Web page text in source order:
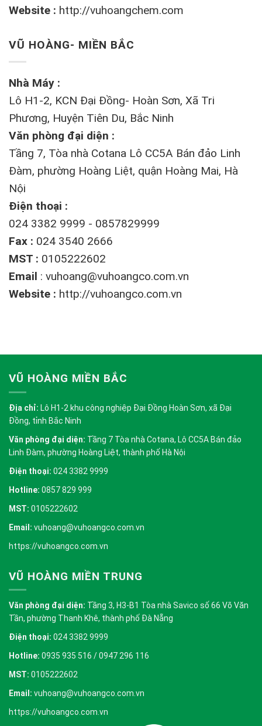
Website : http://vuhoangchem.com
VŨ HOÀNG- MIỀN BẮC
Nhà Máy :
Lô H1-2, KCN Đại Đồng- Hoàn Sơn, Xã Tri
Phương, Huyện Tiên Du, Bắc Ninh
Văn phòng đại diện :
Tầng 7, Tòa nhà Cotana Lô CC5A Bán đảo Linh
Đàm, phường Hoàng Liệt, quận Hoàng Mai, Hà
Nội
Điện thoại :
024 3382 9999 - 0857829999
Fax : 024 3540 2666
MST : 0105222602
Email : vuhoang@vuhoangco.com.vn
Website : http://vuhoangco.com.vn
VŨ HOÀNG MIỀN BẮC
Địa chỉ: Lô H1-2 khu công nghiệp Đại Đồng Hoàn Sơn, xã Đại
Đồng, tỉnh Bắc Ninh
Văn phòng đại diện: Tầng 7 Tòa nhà Cotana, Lô CC5A Bán đảo
Linh Đàm, phường Hoàng Liệt, thành phố Hà Nội
Điện thoại: 024 3382 9999
Hotline: 0857 829 999
MST: 0105222602
Email: vuhoang@vuhoangco.com.vn
https://vuhoangco.com.vn
VŨ HOÀNG MIỀN TRUNG
Văn phòng đại diện: Tầng 3, H3-B1 Tòa nhà Savico số 66 Võ Văn
Tần, phường Thanh Khê, thành phố Đà Nẵng
Điện thoại: 024 3382 9999
Hotline: 0935 935 516 / 0947 296 116
MST: 0105222602
Email: vuhoang@vuhoangco.com.vn
https://vuhoangco.com.vn